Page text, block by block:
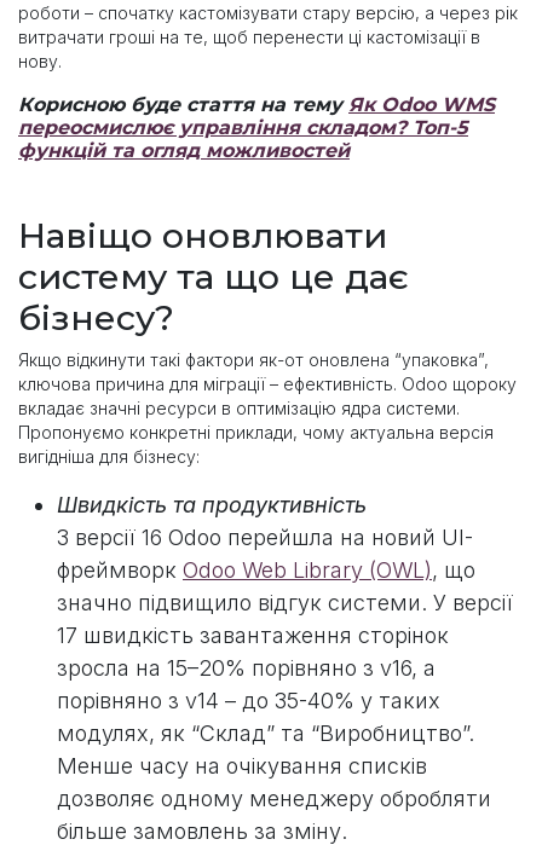
роботи – спочатку кастомізувати стару версію, а через рік
витрачати гроші на те, щоб перенести ці кастомізації в
нову.
Корисною буде стаття на тему Як Odoo WMS
переосмислює управління складом? Топ-5
функцій та огляд можливостей
Навіщо оновлювати
систему та що це дає
бізнесу?
Якщо відкинути такі фактори як-от оновлена “упаковка”,
ключова причина для міграції – ефективність. Odoo щороку
вкладає значні ресурси в оптимізацію ядра системи.
Пропонуємо конкретні приклади, чому актуальна версія
вигідніша для бізнесу:
Швидкість та продуктивність
З версії 16 Odoo перейшла на новий UI-
фреймворк Odoo Web Library (OWL), що
значно підвищило відгук системи. У версії
17 швидкість завантаження сторінок
зросла на 15–20% порівняно з v16, а
порівняно з v14 – до 35-40% у таких
модулях, як “Склад” та “Виробництво”.
Менше часу на очікування списків
дозволяє одному менеджеру обробляти
більше замовлень за зміну.